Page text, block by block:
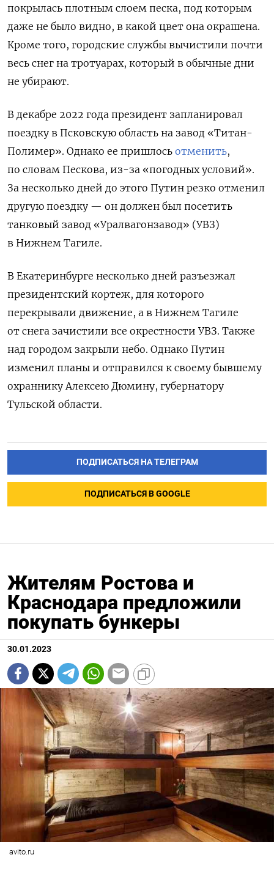
покрылась плотным слоем песка, под которым
даже не было видно, в какой цвет она окрашена.
Кроме того, городские службы вычистили почти
весь снег на тротуарах, который в обычные дни
не убирают.
В декабре 2022 года президент запланировал
поездку в Псковскую область на завод «Титан-
Полимер». Однако ее пришлось отменить,
по словам Пескова, из-за «погодных условий».
За несколько дней до этого Путин резко отменил
другую поездку — он должен был посетить
танковый завод «Уралвагонзавод» (УВЗ)
в Нижнем Тагиле.
В Екатеринбурге несколько дней разъезжал
президентский кортеж, для которого
перекрывали движение, а в Нижнем Тагиле
от снега зачистили все окрестности УВЗ. Также
над городом закрыли небо. Однако Путин
изменил планы и отправился к своему бывшему
охраннику Алексею Дюмину, губернатору
Тульской области.
ПОДПИСАТЬСЯ НА ТЕЛЕГРАМ
ПОДПИСАТЬСЯ В GOOGLE
Жителям Ростова и
Краснодара предложили
покупать бункеры
30.01.2023
avito.ru